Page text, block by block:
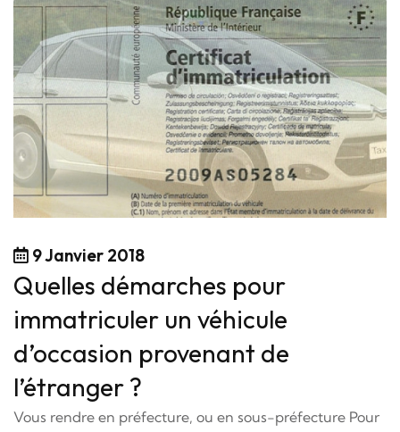
9 Janvier 2018
Quelles démarches pour
immatriculer un véhicule
d’occasion provenant de
l’étranger ?
Vous rendre en préfecture, ou en sous-préfecture Pour